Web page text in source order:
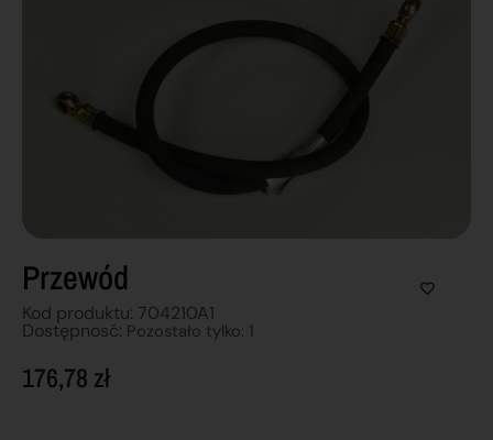
Przewód
Kod produktu: 704210A1
Dostępnosć: Pozostało tylko: 1
176,78 zł